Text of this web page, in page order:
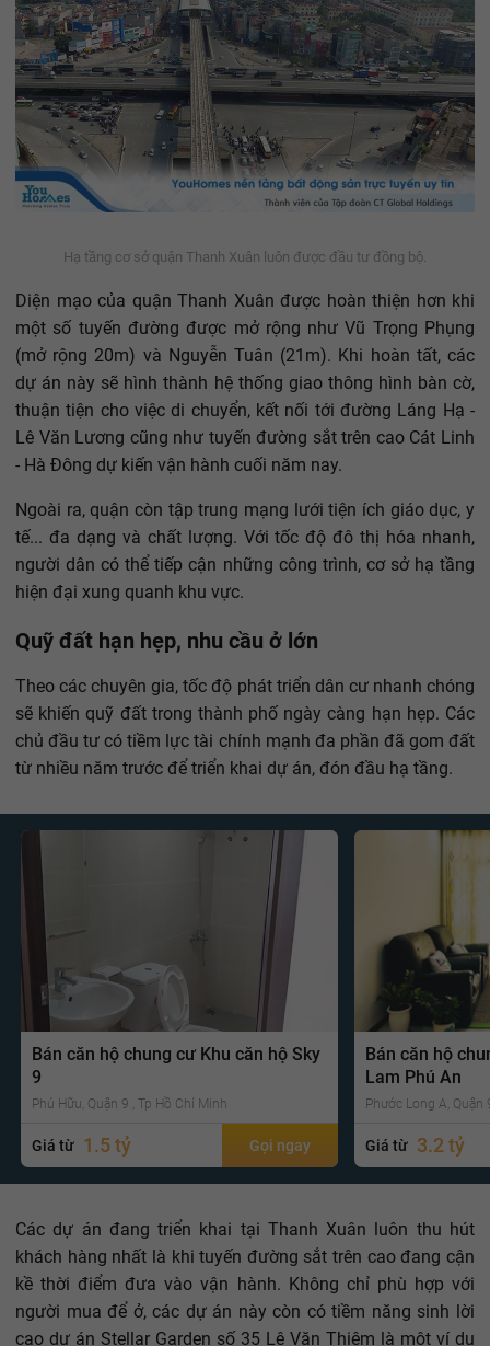
Hạ tầng cơ sở quận Thanh Xuân luôn được đầu tư đồng bộ.
Diện mạo của quận Thanh Xuân được hoàn thiện hơn khi
một số tuyến đường được mở rộng như Vũ Trọng Phụng
(mở rộng 20m) và Nguyễn Tuân (21m). Khi hoàn tất, các
dự án này sẽ hình thành hệ thống giao thông hình bàn cờ,
thuận tiện cho việc di chuyển, kết nối tới đường Láng Hạ -
Lê Văn Lương cũng như tuyến đường sắt trên cao Cát Linh
- Hà Đông dự kiến vận hành cuối năm nay.
Ngoài ra, quận còn tập trung mạng lưới tiện ích giáo dục, y
tế... đa dạng và chất lượng. Với tốc độ đô thị hóa nhanh,
người dân có thể tiếp cận những công trình, cơ sở hạ tầng
hiện đại xung quanh khu vực.
Quỹ đất hạn hẹp, nhu cầu ở lớn
Theo các chuyên gia, tốc độ phát triển dân cư nhanh chóng
sẽ khiến quỹ đất trong thành phố ngày càng hạn hẹp. Các
chủ đầu tư có tiềm lực tài chính mạnh đa phần đã gom đất
từ nhiều năm trước để triển khai dự án, đón đầu hạ tầng.
Bán căn hộ chung cư Khu căn hộ Sky
9
Phú Hữu, Quận 9 , Tp Hồ Chí Minh
Giá từ 1.5 tỷ Gọi ngay
Bán căn hộ
Lam Phú An
Phước Long A, Quận
Giá từ 3.2 tỷ
Các dự án đang triển khai tại Thanh Xuân luôn thu hút
khách hàng nhất là khi tuyến đường sắt trên cao đang cận
kề thời điểm đưa vào vận hành. Không chỉ phù hợp với
người mua để ở, các dự án này còn có tiềm năng sinh lời
cao dự án Stellar Garden số 35 Lê Văn Thiêm là một ví dụ